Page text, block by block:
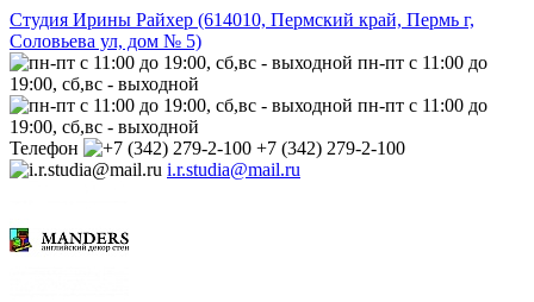
Студия Ирины Райхер (614010, Пермский край, Пермь г,
Соловьева ул, дом № 5)
пн-пт с 11:00 до
19:00, сб,вс - выходной
пн-пт с 11:00 до
19:00, сб,вс - выходной
Телефон
+7 (342) 279-2-100
i.r.studia@mail.ru